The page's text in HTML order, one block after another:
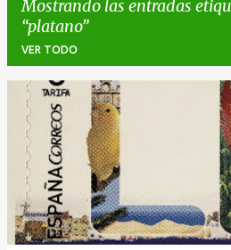
Mostrando las entradas
platano
VER TODO